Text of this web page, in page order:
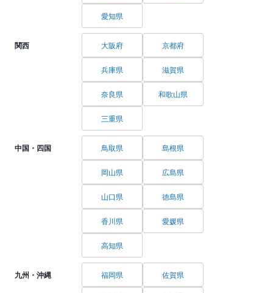
愛知県
関西 大阪府 京都府
兵庫県 滋賀県
奈良県 和歌山県
三重県
中国・四国 鳥取県 島根県
岡山県 広島県
山口県 徳島県
香川県 愛媛県
高知県
九州・沖縄 福岡県 佐賀県